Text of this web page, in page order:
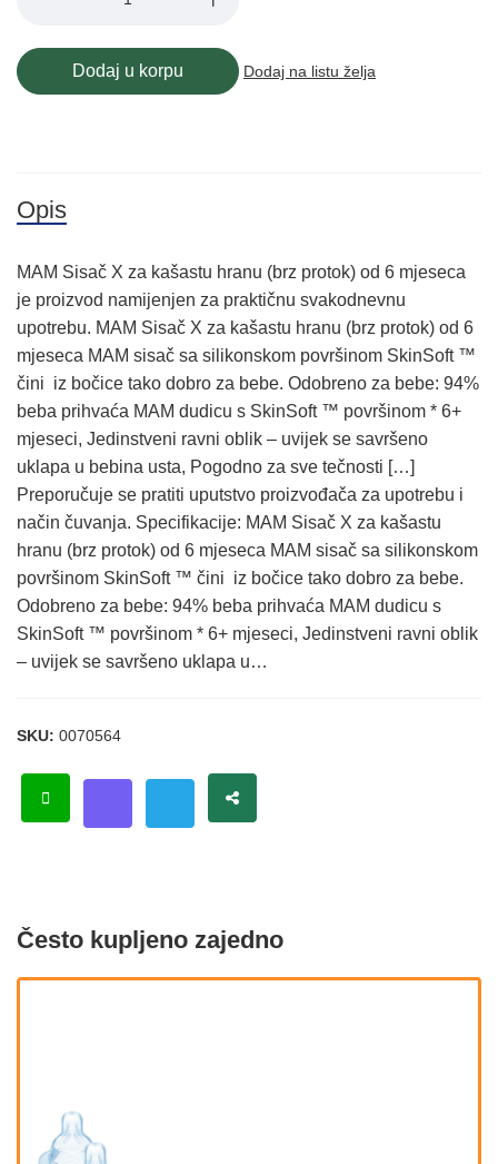
Dodaj u korpu Dodaj na listu želja
Opis
MAM Sisač X za kašastu hranu (brz protok) od 6 mjeseca
je proizvod namijenjen za praktičnu svakodnevnu
upotrebu. MAM Sisač X za kašastu hranu (brz protok) od 6
mjeseca MAM sisač sa silikonskom površinom SkinSoft ™
čini iz bočice tako dobro za bebe. Odobreno za bebe: 94%
beba prihvaća MAM dudicu s SkinSoft ™ površinom * 6+
mjeseci, Jedinstveni ravni oblik – uvijek se savršeno
uklapa u bebina usta, Pogodno za sve tečnosti […]
Preporučuje se pratiti uputstvo proizvođača za upotrebu i
način čuvanja. Specifikacije: MAM Sisač X za kašastu
hranu (brz protok) od 6 mjeseca MAM sisač sa silikonskom
površinom SkinSoft ™ čini iz bočice tako dobro za bebe.
Odobreno za bebe: 94% beba prihvaća MAM dudicu s
SkinSoft ™ površinom * 6+ mjeseci, Jedinstveni ravni oblik
– uvijek se savršeno uklapa u…
SKU: 0070564
Često kupljeno zajedno